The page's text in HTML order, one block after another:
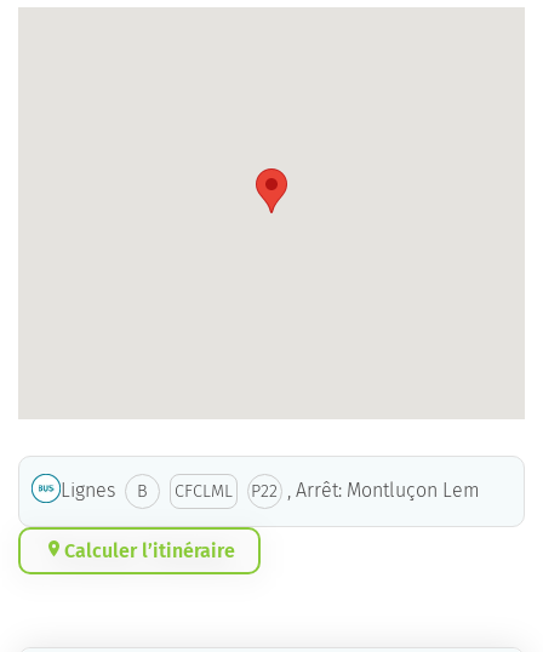
Lignes B CFCLML P22 , Arrêt: Montluçon Lem
Calculer l’itinéraire